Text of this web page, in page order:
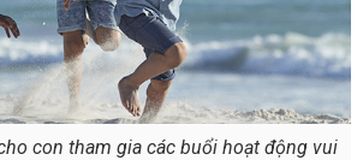
con tham gia các buổi hoạt động vui